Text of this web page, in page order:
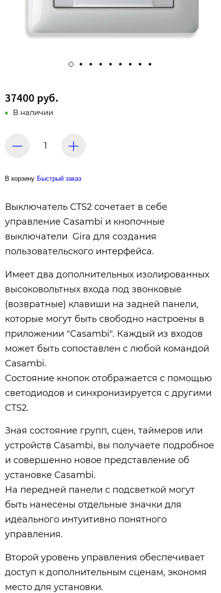
37400 руб.
В наличии
В корзину Быстрый заказ
Выключатель CTS2 сочетает в себе
управление Casambi и кнопочные
выключатели Gira для создания
пользовательского интерфейса.
Имеет два дополнительных изолированных
высоковольтных входа под звонковые
(возвратные) клавиши на задней панели,
которые могут быть свободно настроены в
приложении "Casambi". Каждый из входов
может быть сопоставлен с любой командой
Casambi.
Состояние кнопок отображается с помощью
светодиодов и синхронизируется с другими
CTS2.
Зная состояние групп, сцен, таймеров или
устройств Casambi, вы получаете подробное
и совершенно новое представление об
установке Casambi.
На передней панели с подсветкой могут
быть нанесены отдельные значки для
идеального интуитивно понятного
управления.
Второй уровень управления обеспечивает
доступ к дополнительным сценам, экономя
место для установки.